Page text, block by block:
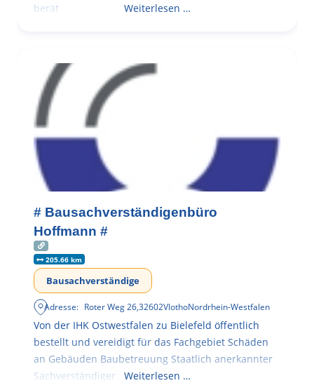
berät
Weiterlesen …
# Bausachverständigenbüro
Hoffmann #
205.66 km
Bausachverständige
Adresse: Roter Weg 26,32602VlothoNordrhein-Westfalen
Von der IHK Ostwestfalen zu Bielefeld öffentlich
bestellt und vereidigt für das Fachgebiet Schäden
an Gebäuden Baubetreuung Staatlich anerkannter
Sachverständiger
Weiterlesen …